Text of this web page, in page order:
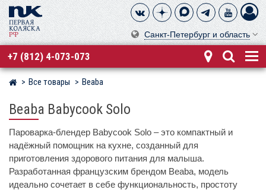
Санкт-Петербург и область
+7 (812) 4-073-073
Магазин детских колясок
Все товары Beaba
Beaba Babycook Solo
Пароварка-блендер Babycook Solo – это компактный и
надёжный помощник на кухне, созданный для
приготовления здорового питания для малыша.
Разработанная французским брендом Beaba, модель
идеально сочетает в себе функциональность, простоту